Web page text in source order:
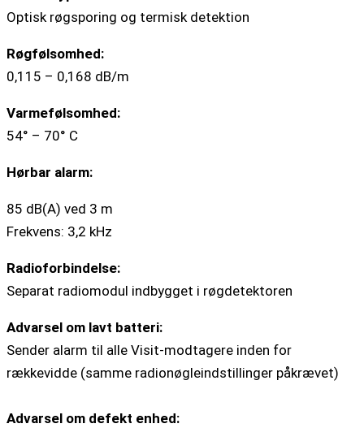
Optisk røgsporing og termisk detektion
Røgfølsomhed:
0,115 – 0,168 dB/m
Varmefølsomhed:
54° – 70° C
Hørbar alarm:
85 dB(A) ved 3 m
Frekvens: 3,2 kHz
Radioforbindelse:
Separat radiomodul indbygget i røgdetektoren
Advarsel om lavt batteri:
Sender alarm til alle Visit-modtagere inden for
rækkevidde (samme radionøgleindstillinger påkrævet)
Advarsel om defekt enhed: